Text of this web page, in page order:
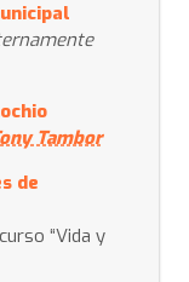
Tambor
de
“Vida y